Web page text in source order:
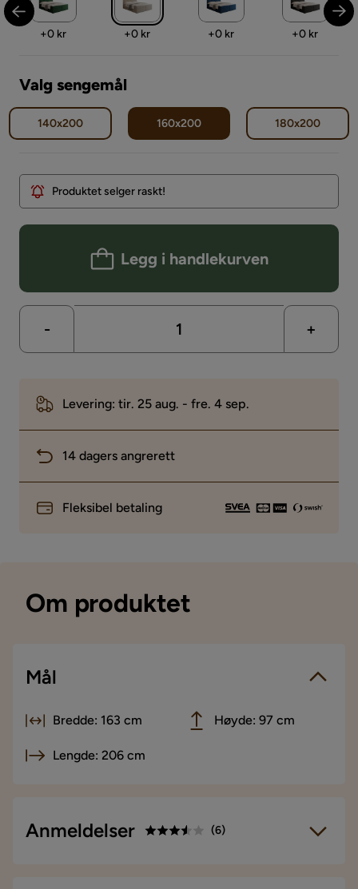
Pris
+0 kr Pris
+0 kr Pris
+0 kr Pris
+0 kr
Valg sengemål
140x200 160x200 180x200
Produktet selger raskt!
Legg i handlekurven
- +
Levering: tir. 25 aug. - fre. 4 sep.
14 dagers angrerett
Fleksibel betaling
Om produktet
Mål
Bredde: 163 cm Høyde: 97 cm
Lengde: 206 cm
Anmeldelser (6)